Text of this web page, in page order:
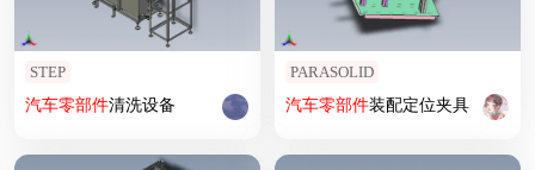
STEP
汽车零部件清洗设备
PARASOLID
汽车零部件装配定位夹具